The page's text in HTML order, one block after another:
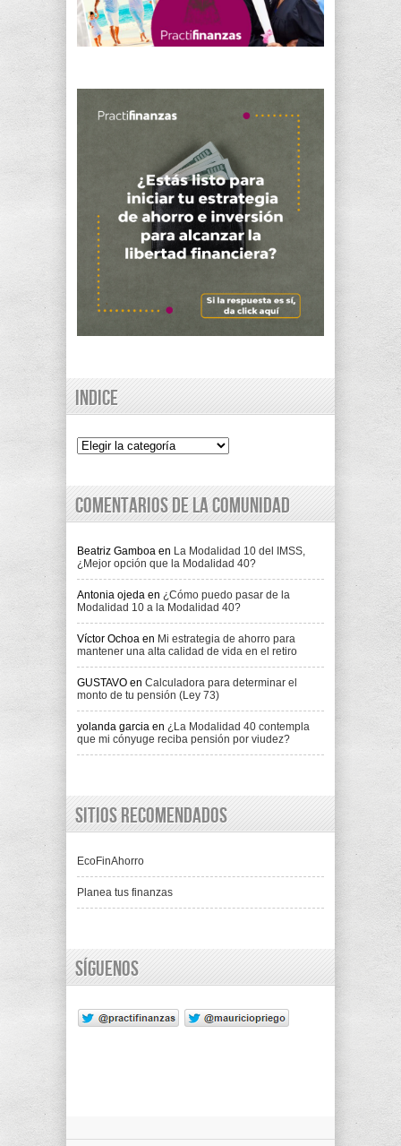
Indice
Indice
Comentarios de la comunidad
Beatriz Gamboa en La Modalidad 10 del IMSS,
¿Mejor opción que la Modalidad 40?
Antonia ojeda en ¿Cómo puedo pasar de la
Modalidad 10 a la Modalidad 40?
Víctor Ochoa en Mi estrategia de ahorro para
mantener una alta calidad de vida en el retiro
GUSTAVO en Calculadora para determinar el
monto de tu pensión (Ley 73)
yolanda garcia en ¿La Modalidad 40 contempla
que mi cónyuge reciba pensión por viudez?
Sitios recomendados
EcoFinAhorro
Planea tus finanzas
Síguenos